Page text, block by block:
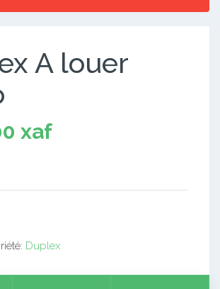
A louer
xaf
Duplex